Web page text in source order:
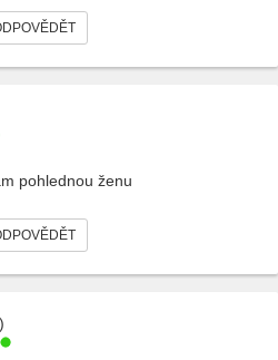
pohlednou ženu